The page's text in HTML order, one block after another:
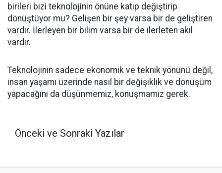
birileri bizi teknolojinin önüne katıp değiştirip
dönüştüyor mu? Gelişen bir şey varsa bir de geliştiren
vardır. İlerleyen bir bilim varsa bir de ilerleten akıl
vardır.
Teknolojinin sadece ekonomik ve teknik yönünü değil,
insan yaşamı üzerinde nasıl bir değişiklik ve dönüşüm
yapacağını da düşünmemiz, konuşmamız gerek.
Önceki ve Sonraki Yazılar